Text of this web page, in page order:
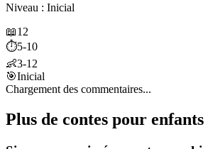
Niveau : Inicial
📖12
⏱️5-10
👶3-12
🎯Inicial
Chargement des commentaires...
Plus de contes pour